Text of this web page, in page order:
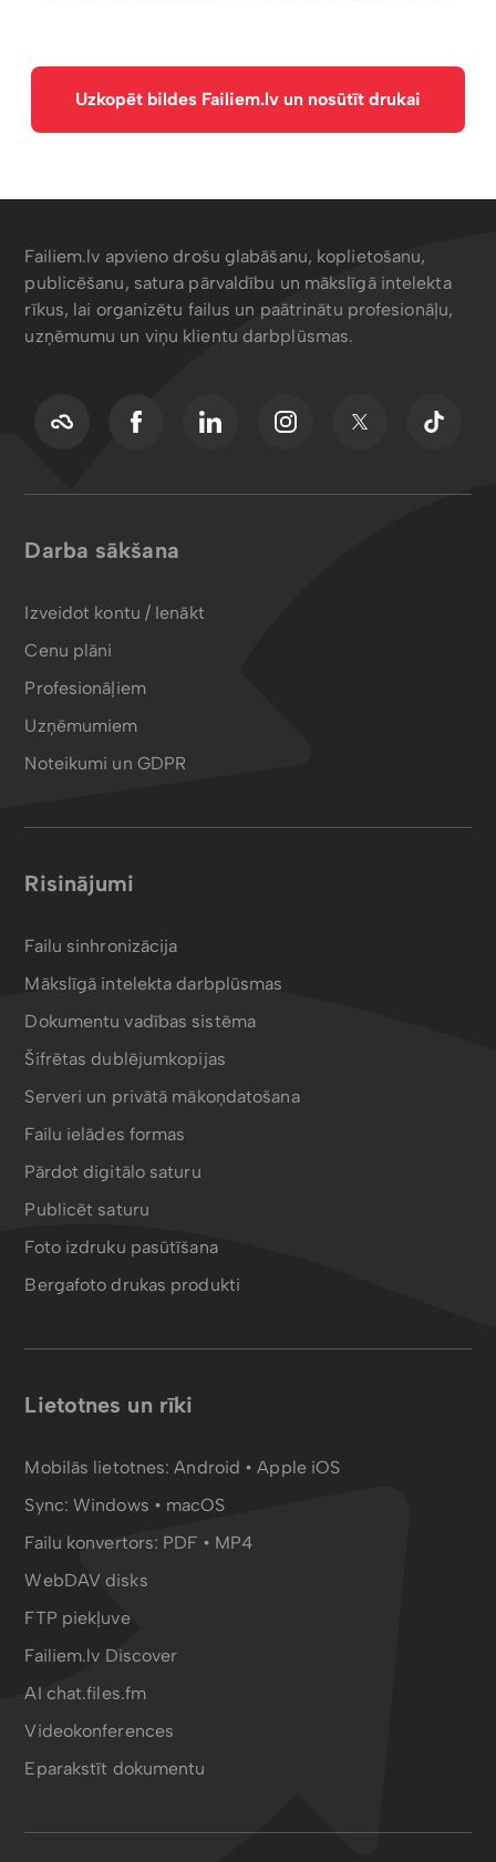
Uzkopēt bildes Failiem.lv un nosūtīt drukai
Failiem.lv apvieno drošu glabāšanu, koplietošanu,
publicēšanu, satura pārvaldību un mākslīgā intelekta
rīkus, lai organizētu failus un paātrinātu profesionāļu,
uzņēmumu un viņu klientu darbplūsmas.
Darba sākšana
Izveidot kontu / Ienākt
Cenu plāni
Profesionāļiem
Uzņēmumiem
Noteikumi un GDPR
Risinājumi
Failu sinhronizācija
Mākslīgā intelekta darbplūsmas
Dokumentu vadības sistēma
Šifrētas dublējumkopijas
Serveri un privātā mākoņdatošana
Failu ielādes formas
Pārdot digitālo saturu
Publicēt saturu
Foto izdruku pasūtīšana
Bergafoto drukas produkti
Lietotnes un rīki
Mobilās lietotnes:Android •Apple iOS
Sync:Windows • macOS
Failu konvertors: PDF • MP4
WebDAV disks
FTP piekļuve
Failiem.lv Discover
AI chat.files.fm
Videokonferences
Eparakstīt dokumentu